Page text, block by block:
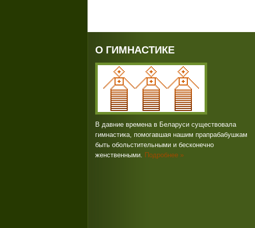
О ГИМНАСТИКЕ
В давние времена в Беларуси существовала
гимнастика, помогавшая нашим прапрабабушкам
быть обольстительными и бесконечно
женственными. Подробнее »